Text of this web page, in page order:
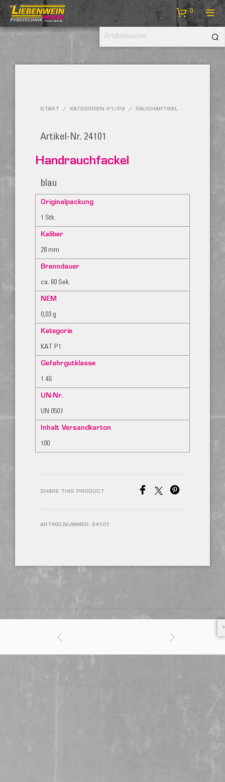
0
START / KATEGORIEN P1/P2 / RAUCHARTIKEL
Artikel-Nr. 24101
Handrauchfackel
blau
Originalpackung
1 Stk.
Kaliber
28 mm
Brenndauer
ca. 60 Sek.
NEM
0,03 g
Kategorie
KAT P1
Gefahrgutklasse
1.4S
UN-Nr.
UN 0507
Inhalt Versandkarton
100
SHARE THIS PRODUCT
ARTIKELNUMMER: 24101